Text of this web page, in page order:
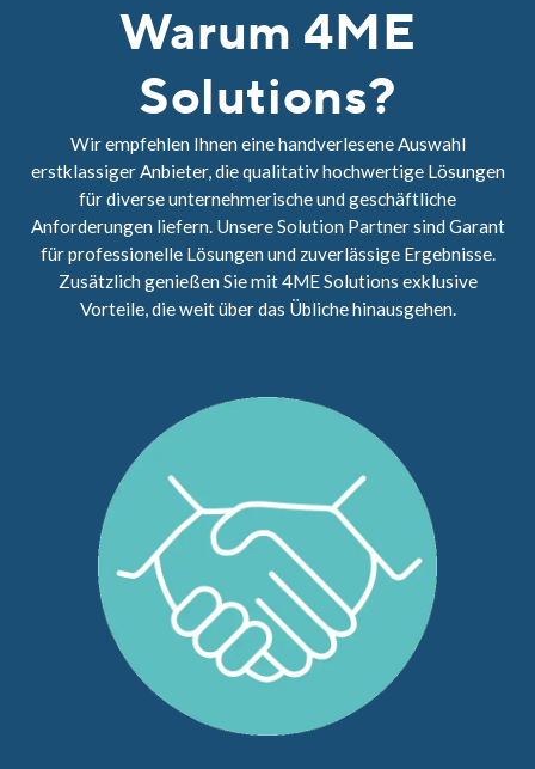
Warum 4ME
Solutions?
Wir empfehlen Ihnen eine handverlesene Auswahl
erstklassiger Anbieter, die qualitativ hochwertige Lösungen
für diverse unternehmerische und geschäftliche
Anforderungen liefern. Unsere Solution Partner sind Garant
für professionelle Lösungen und zuverlässige Ergebnisse.
Zusätzlich genießen Sie mit 4ME Solutions exklusive
Vorteile, die weit über das Übliche hinausgehen.